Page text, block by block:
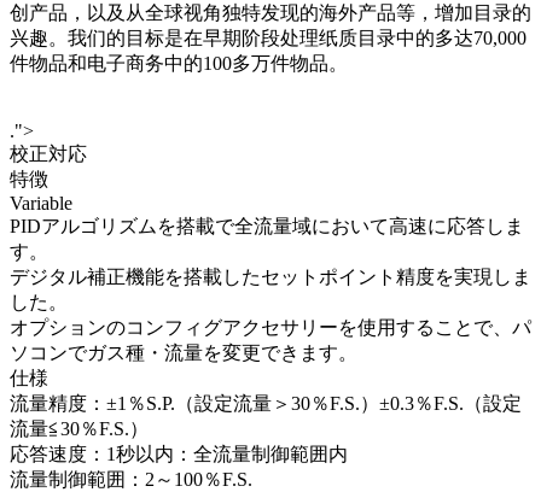
创产品，以及从全球视角独特发现的海外产品等，增加目录的
兴趣。我们的目标是在早期阶段处理纸质目录中的多达70,000
件物品和电子商务中的100多万件物品。
.">
校正対応
特徴
Variable
PIDアルゴリズムを搭載で全流量域において高速に応答しま
す。
デジタル補正機能を搭載したセットポイント精度を実現しま
した。
オプションのコンフィグアクセサリーを使用することで、パ
ソコンでガス種・流量を変更できます。
仕様
流量精度：±1％S.P.（設定流量＞30％F.S.）±0.3％F.S.（設定
流量≦30％F.S.）
応答速度：1秒以内：全流量制御範囲内
流量制御範囲：2～100％F.S.